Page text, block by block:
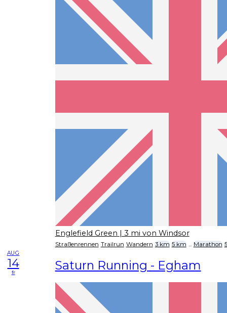
Englefield Green | 3 mi von Windsor
Straßenrennen Trailrun Wandern 3 km 5 km ... Marathon
AUG
14
fr Saturn Running - Egham